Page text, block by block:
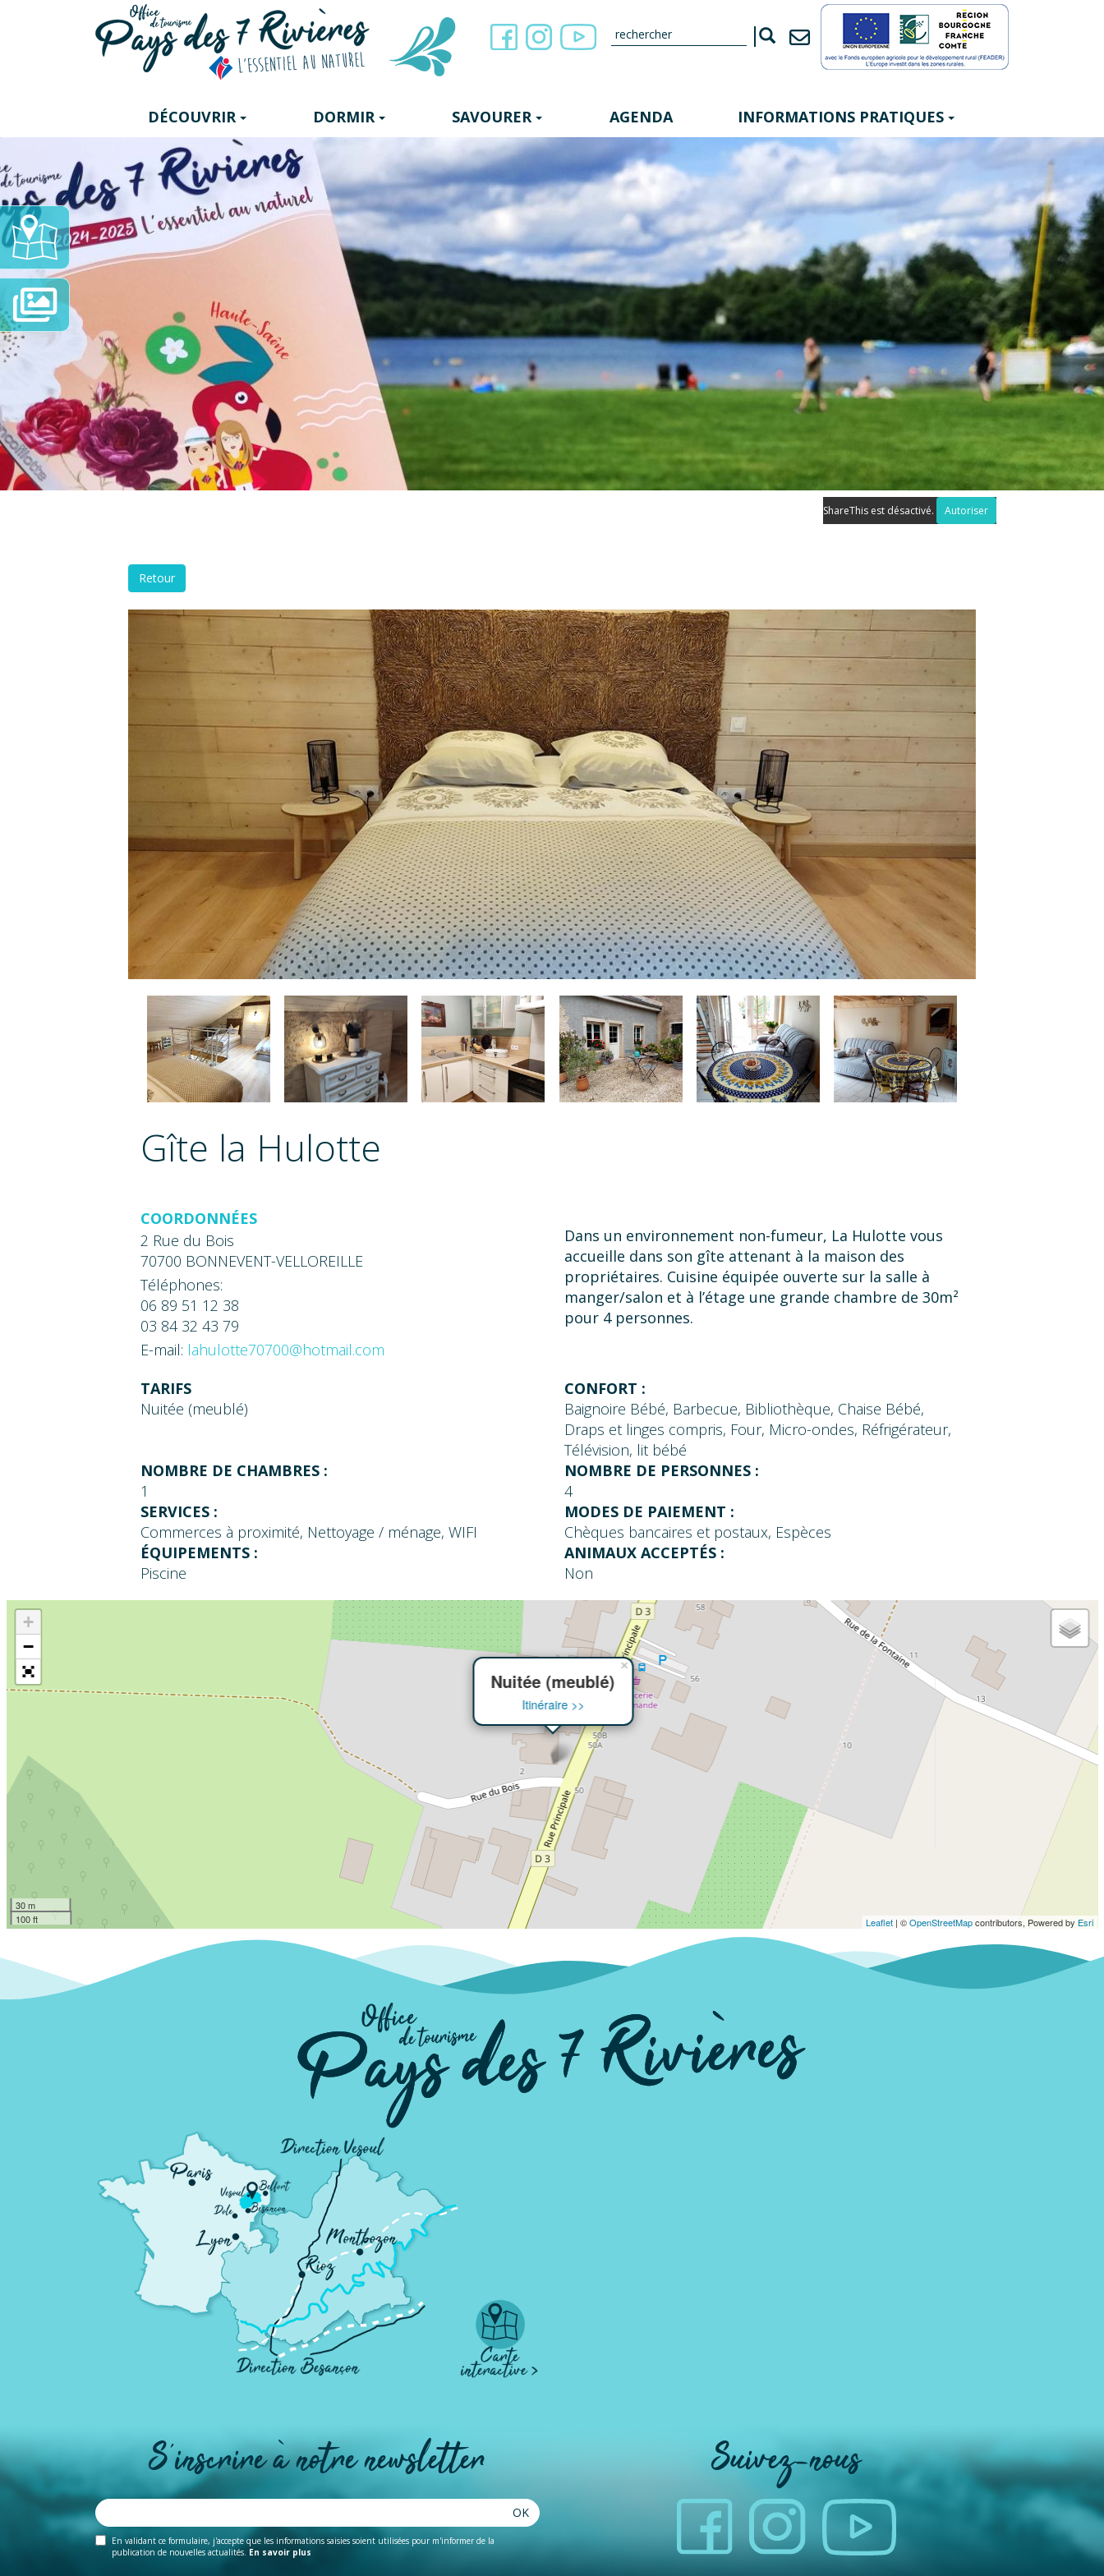
DÉCOUVRIR DORMIR SAVOURER AGENDA INFORMATIONS PRATIQUES
Carte
Interactive
Diaporama
ShareThis est désactivé. Autoriser
Retour
Gîte la Hulotte
COORDONNÉES
2 Rue du Bois
70700 BONNEVENT-VELLOREILLE
Téléphones:
06 89 51 12 38
03 84 32 43 79
E-mail: lahulotte70700@hotmail.com
Dans un environnement non-fumeur, La Hulotte vous
accueille dans son gîte attenant à la maison des
propriétaires. Cuisine équipée ouverte sur la salle à
manger/salon et à l’étage une grande chambre de 30m²
pour 4 personnes.
TARIFS
Nuitée (meublé)
CONFORT :
Baignoire Bébé, Barbecue, Bibliothèque, Chaise Bébé,
Draps et linges compris, Four, Micro-ondes, Réfrigérateur,
Télévision, lit bébé
NOMBRE DE CHAMBRES :
1
NOMBRE DE PERSONNES :
4
SERVICES :
Commerces à proximité, Nettoyage / ménage, WIFI
MODES DE PAIEMENT :
Chèques bancaires et postaux, Espèces
ÉQUIPEMENTS :
Piscine
ANIMAUX ACCEPTÉS :
Non
Nuitée (meublé)
Itinéraire >>
×
+
−
30 m
100 ft
Leaflet | ©OpenStreetMapcontributors, Powered by Esri
S'inscrire à notre newsletter
En validant ce formulaire, j'accepte que les informations saisies soient utilisées pour m'informer de la
publication de nouvelles actualités. En savoir plus
OK
Suivez-nous
Panneau de gestion des cookies